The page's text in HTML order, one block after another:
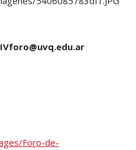
Foro-de-